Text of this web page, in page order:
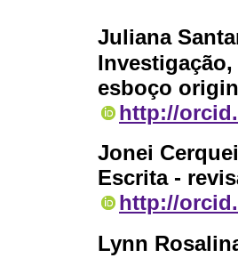
Juliana
esboço
http://
Jonei
Escrita -
http://
Lynn